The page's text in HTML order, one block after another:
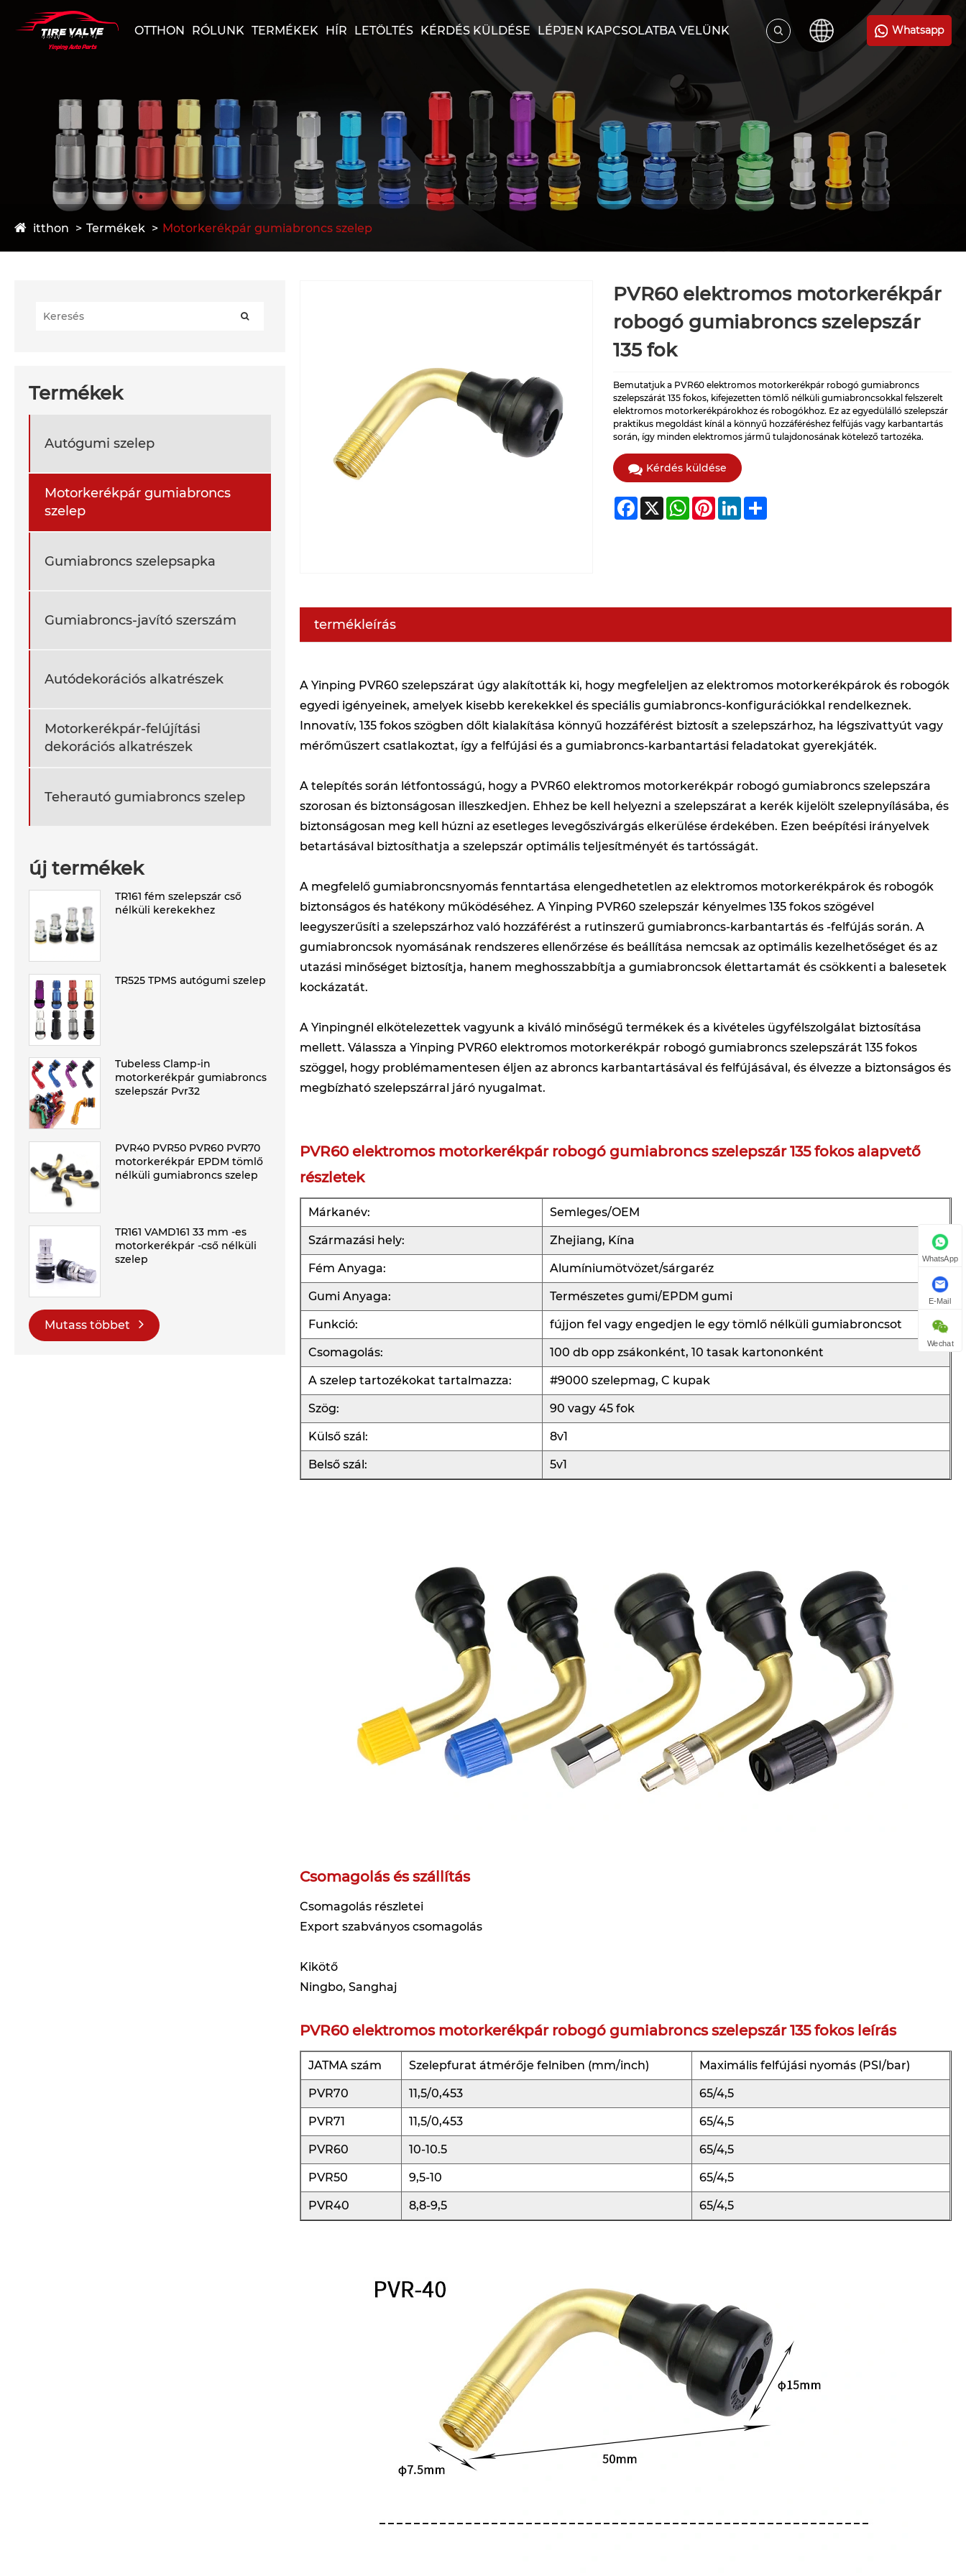
OTTHON RÓLUNK TERMÉKEK HÍR LETÖLTÉS KÉRDÉS KÜLDÉSE LÉPJEN KAPCSOLATBA VELÜNK Whatsapp
itthon Termékek Motorkerékpár gumiabroncs szelep
Termékek
Autógumi szelep
Motorkerékpár gumiabroncs
szelep
Gumiabroncs szelepsapka
Gumiabroncs-javító szerszám
Autódekorációs alkatrészek
Motorkerékpár-felújítási
dekorációs alkatrészek
Teherautó gumiabroncs szelep
új termékek
TR161 fém szelepszár cső
nélküli kerekekhez
TR525 TPMS autógumi szelep
Tubeless Clamp-in
motorkerékpár gumiabroncs
szelepszár Pvr32
PVR40 PVR50 PVR60 PVR70
motorkerékpár EPDM tömlő
nélküli gumiabroncs szelep
TR161 VAMD161 33 mm -es
motorkerékpár -cső nélküli
szelep
Mutass többet
PVR60 elektromos motorkerékpár
robogó gumiabroncs szelepszár
135 fok
Bemutatjuk a PVR60 elektromos motorkerékpár robogó gumiabroncs
szelepszárát 135 fokos, kifejezetten tömlő nélküli gumiabroncsokkal felszerelt
elektromos motorkerékpárokhoz és robogókhoz. Ez az egyedülálló szelepszár
praktikus megoldást kínál a könnyű hozzáféréshez felfújás vagy karbantartás
során, így minden elektromos jármű tulajdonosának kötelező tartozéka.
Kérdés küldése
Facebook
X WhatsAppPinterestLinkedInShare
termékleírás
A Yinping PVR60 szelepszárat úgy alakították ki, hogy megfeleljen az elektromos motorkerékpárok és robogók
egyedi igényeinek, amelyek kisebb kerekekkel és speciális gumiabroncs-konfigurációkkal rendelkeznek.
Innovatív, 135 fokos szögben dőlt kialakítása könnyű hozzáférést biztosít a szelepszárhoz, ha légszivattyút vagy
mérőműszert csatlakoztat, így a felfújási és a gumiabroncs-karbantartási feladatokat gyerekjáték.
A telepítés során létfontosságú, hogy a PVR60 elektromos motorkerékpár robogó gumiabroncs szelepszára
szorosan és biztonságosan illeszkedjen. Ehhez be kell helyezni a szelepszárat a kerék kijelölt szelepnyílásába, és
biztonságosan meg kell húzni az esetleges levegőszivárgás elkerülése érdekében. Ezen beépítési irányelvek
betartásával biztosíthatja a szelepszár optimális teljesítményét és tartósságát.
A megfelelő gumiabroncsnyomás fenntartása elengedhetetlen az elektromos motorkerékpárok és robogók
biztonságos és hatékony működéséhez. A Yinping PVR60 szelepszár kényelmes 135 fokos szögével
leegyszerűsíti a szelepszárhoz való hozzáférést a rutinszerű gumiabroncs-karbantartás és -felfújás során. A
gumiabroncsok nyomásának rendszeres ellenőrzése és beállítása nemcsak az optimális kezelhetőséget és az
utazási minőséget biztosítja, hanem meghosszabbítja a gumiabroncsok élettartamát és csökkenti a balesetek
kockázatát.
A Yinpingnél elkötelezettek vagyunk a kiváló minőségű termékek és a kivételes ügyfélszolgálat biztosítása
mellett. Válassza a Yinping PVR60 elektromos motorkerékpár robogó gumiabroncs szelepszárát 135 fokos
szöggel, hogy problémamentesen éljen az abroncs karbantartásával és felfújásával, és élvezze a biztonságos és
megbízható szelepszárral járó nyugalmat.
PVR60 elektromos motorkerékpár robogó gumiabroncs szelepszár 135 fokos alapvető
részletek
Márkanév: Semleges/OEM
Származási hely: Zhejiang, Kína
Fém Anyaga: Alumíniumötvözet/sárgaréz
Gumi Anyaga: Természetes gumi/EPDM gumi
Funkció: fújjon fel vagy engedjen le egy tömlő nélküli gumiabroncsot
Csomagolás: 100 db opp zsákonként, 10 tasak kartononként
A szelep tartozékokat tartalmazza: #9000 szelepmag, C kupak
Szög: 90 vagy 45 fok
Külső szál: 8v1
Belső szál: 5v1
Csomagolás és szállítás
Csomagolás részletei
Export szabványos csomagolás
Kikötő
Ningbo, Sanghaj
PVR60 elektromos motorkerékpár robogó gumiabroncs szelepszár 135 fokos leírás
JATMA szám Szelepfurat átmérője felniben (mm/inch) Maximális felfújási nyomás (PSI/bar)
PVR70 11,5/0,453 65/4,5
PVR71 11,5/0,453 65/4,5
PVR60 10-10.5 65/4,5
PVR50 9,5-10 65/4,5
PVR40 8,8-9,5 65/4,5
WhatsApp
E-Mail
Wechat